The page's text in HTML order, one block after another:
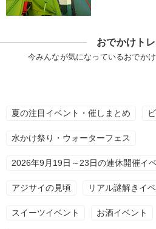
おでかけト
今みんなが気になっているおでか
夏の注目イベント・催しまとめ
水かけ祭り・ウォーターフェス
2026年9月19日～23日の連休開催イ
アジサイの見頃 リアル謎解きイ
スイーツイベント お酒イベント